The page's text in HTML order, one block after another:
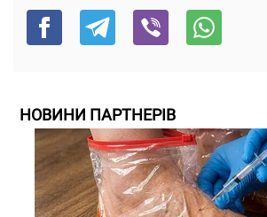
НОВИНИ ПАРТНЕРІВ